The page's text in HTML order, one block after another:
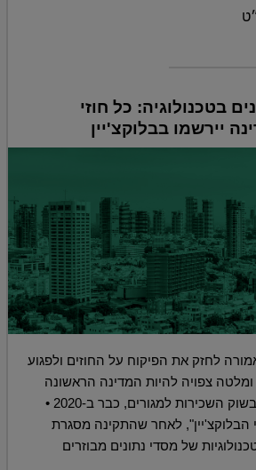
בטכנולוגיה: כל חוזי
יירשמו בבלוקצ'יין
לחזק את הפיקוח על החוזים ולפגוע
צפויה להיות המדינה הראשונה
בעולם להשתמש בה בשוק השכירות למגורים, כבר ב-2020 •
הבלוקצ'יין", לאחר שהתקינה מסגרת
של מסדי נתונים מבוזרים